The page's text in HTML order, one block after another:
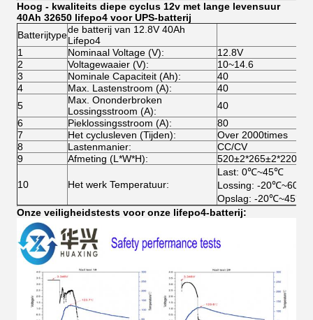
Hoog - kwaliteits diepe cyclus 12v met lange levensuur
40Ah 32650 lifepo4 voor UPS-batterij
Batterijtypede batterij van 12.8V 40Ah
Lifepo4
1
Nominaal Voltage (V):
12.8V
2
Voltagewaaier (V):
10~14.6
3
Nominale Capaciteit (Ah):
40
4
Max. Lastenstroom (A):
40
5
Max. Ononderbroken
Lossingsstroom (A):
40
6
Pieklossingsstroom (A):
80
7
Het cyclusleven (Tijden):
Over 2000times
8
Lastenmanier:
CC/CV
9
Afmeting (L*W*H):
10 Het werk Temperatuur:
Last: 0℃~45℃
Lossing: -20℃~60℃
Opslag: -20℃~45℃
Onze veiligheidstests voor onze lifepo4-batterij: